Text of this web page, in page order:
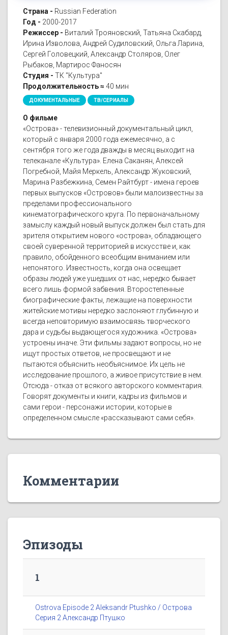
Страна - Russian Federation
Год - 2000-2017
Режиссер - Виталий Трояновский, Татьяна Скабард,
Ирина Изволова, Андрей Судиловский, Ольга Ларина,
Сергей Головецкий, Александр Столяров, Олег
Рыбаков, Мартирос Фаносян
Студия - ТК "Культура"
Продолжительность ≈ 40 мин
ДОКУМЕНТАЛЬНЫЕ ТВ/СЕРИАЛЫ
О фильме
«Острова» - телевизионный документальный цикл,
который с января 2000 года ежемесячно, а с
сентября того же года дважды в месяц выходит на
телеканале «Культура». Елена Саканян, Алексей
Погребной, Майя Меркель, Александр Жуковский,
Марина Разбежкина, Семен Райтбурт - имена героев
первых выпусков «Островов» были малоизвестны за
пределами профессионального
кинематографического круга. По первоначальному
замыслу каждый новый выпуск должен был стать для
зрителя открытием нового «острова», обладающего
своей суверенной территорией в искусстве и, как
правило, обойденного всеобщим вниманием или
непонятого. Известность, когда она освещает
образы людей уже ушедших от нас, нередко бывает
всего лишь формой забвения. Второстепенные
биографические факты, лежащие на поверхности
житейские мотивы нередко заслоняют глубинную и
всегда неповторимую взаимосвязь творческого
дара и судьбы выдающегося художника. «Острова»
устроены иначе. Эти фильмы задают вопросы, но не
ищут простых ответов, не просвещают и не
пытаются объяснить необъяснимое. Их цель не
исследование прошлого, а живое присутствие в нем.
Отсюда - отказ от всякого авторского комментария.
Говорят документы и книги, кадры из фильмов и
сами герои - персонажи истории, которые в
определенном смысле «рассказывают сами себя».
Комментарии
Эпизоды
1
Ostrova Episode 2 Aleksandr Ptushko / Острова
Серия 2 Александр Птушко